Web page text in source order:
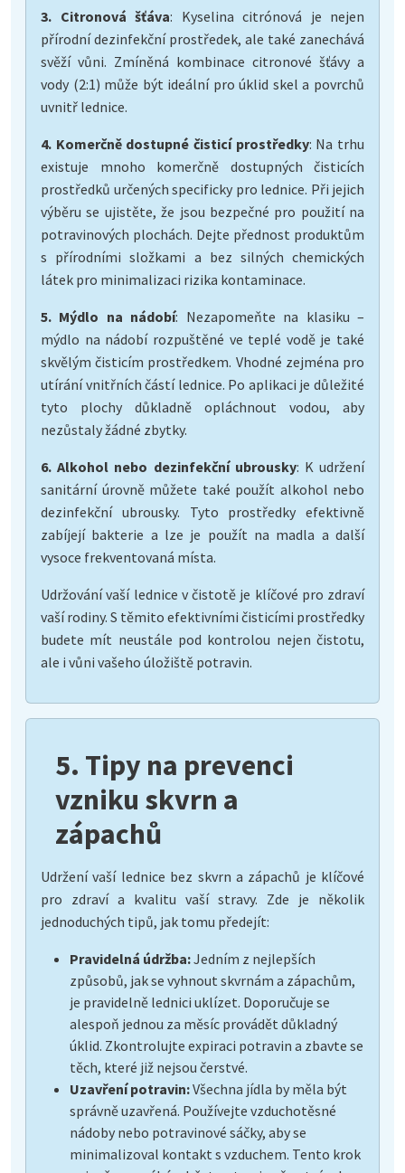
3. Citronová šťáva: Kyselina citrónová je nejen
přírodní dezinfekční prostředek, ale také zanechává
svěží vůni. Zmíněná kombinace citronové šťávy a
vody (2:1) může být ideální pro úklid skel a povrchů
uvnitř lednice.
4. Komerčně dostupné čisticí prostředky: Na trhu
existuje mnoho komerčně dostupných čisticích
prostředků určených specificky pro lednice. Při jejich
výběru se ujistěte, že jsou bezpečné pro použití na
potravinových plochách. Dejte přednost produktům
s přírodními složkami a bez silných chemických
látek pro minimalizaci rizika kontaminace.
5. Mýdlo na nádobí: Nezapomeňte na klasiku –
mýdlo na nádobí rozpuštěné ve teplé vodě je také
skvělým čisticím prostředkem. Vhodné zejména pro
utírání vnitřních částí lednice. Po aplikaci je důležité
tyto plochy důkladně opláchnout vodou, aby
nezůstaly žádné zbytky.
6. Alkohol nebo dezinfekční ubrousky: K udržení
sanitární úrovně můžete také použít alkohol nebo
dezinfekční ubrousky. Tyto prostředky efektivně
zabíjejí bakterie a lze je použít na madla a další
vysoce frekventovaná místa.
Udržování vaší lednice v čistotě je klíčové pro zdraví
vaší rodiny. S těmito efektivními čisticími prostředky
budete mít neustále pod kontrolou nejen čistotu,
ale i vůni vašeho úložiště potravin.
5. Tipy na prevenci
vzniku skvrn a
zápachů
Udržení vaší lednice bez skvrn a zápachů je klíčové
pro zdraví a kvalitu vaší stravy. Zde je několik
jednoduchých tipů, jak tomu předejít:
Pravidelná údržba:Jedním z nejlepších
způsobů, jak se vyhnout skvrnám a zápachům,
je pravidelně lednici uklízet. Doporučuje se
alespoň jednou za měsíc provádět důkladný
úklid. Zkontrolujte expiraci potravin a zbavte se
těch, které již nejsou čerstvé.
Uzavření potravin:Všechna jídla by měla být
správně uzavřená. Používejte vzduchotěsné
nádoby nebo potravinové sáčky, aby se
minimalizoval kontakt s vzduchem. Tento krok